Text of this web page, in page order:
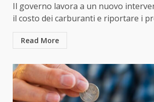
Il governo lavora a un nuovo
il costo dei carburanti e riportare i
Read More